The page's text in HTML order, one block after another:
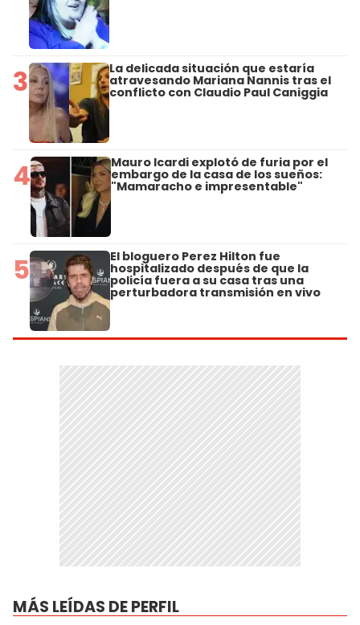
3 La delicada situación que estaría
atravesando Mariana Nannis tras el
conflicto con Claudio Paul Caniggia
4 Mauro Icardi explotó de furia por el
embargo de la casa de los sueños:
"Mamaracho e impresentable"
5 El bloguero Perez Hilton fue
hospitalizado después de que la
policía fuera a su casa tras una
perturbadora transmisión en vivo
MÁS LEÍDAS DE PERFIL